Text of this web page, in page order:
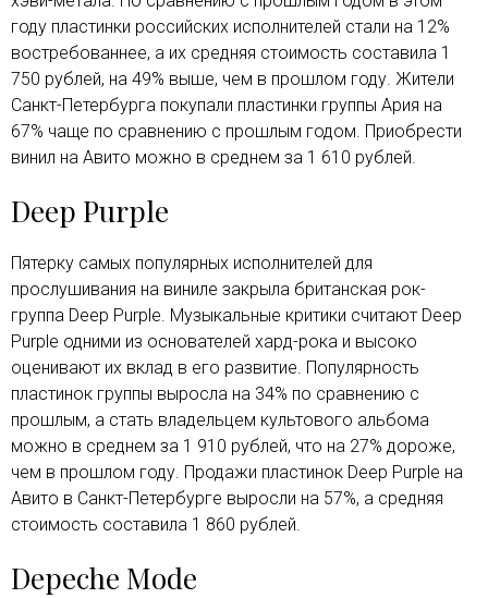
году пластинки российских исполнителей стали на 12%
востребованнее, а их средняя стоимость составила 1
750 рублей, на 49% выше, чем в прошлом году. Жители
Санкт-Петербурга покупали пластинки группы Ария на
67% чаще по сравнению с прошлым годом. Приобрести
винил на Авито можно в среднем за 1 610 рублей.
Deep Purple
Пятерку самых популярных исполнителей для
прослушивания на виниле закрыла британская рок-
группа Deep Purple. Музыкальные критики считают Deep
Purple одними из основателей хард-рока и высоко
оценивают их вклад в его развитие. Популярность
пластинок группы выросла на 34% по сравнению с
прошлым, а стать владельцем культового альбома
можно в среднем за 1 910 рублей, что на 27% дороже,
чем в прошлом году. Продажи пластинок Deep Purple на
Авито в Санкт-Петербурге выросли на 57%, а средняя
стоимость составила 1 860 рублей.
Depeche Mode